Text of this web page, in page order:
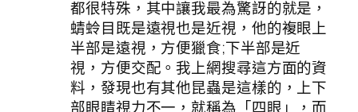
都很特殊，其中讓我最為驚訝的就是，
蜻蛉目既是遠視也是近視，他的複眼上
半部是遠視，方便獵食;下半部是近
視，方便交配。我上網搜尋這方面的資
料，發現也有其他昆蟲是這樣的，上下
部眼睛視力不一，就稱為「四眼」，而